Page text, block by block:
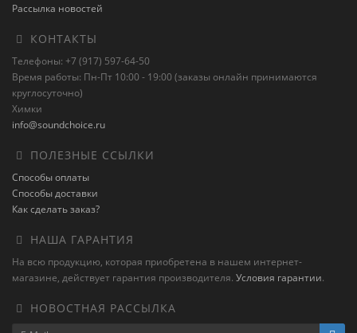
Рассылка новостей
КОНТАКТЫ
Телефоны: +7 (917) 597-64-50
Время работы: Пн-Пт 10:00 - 19:00 (заказы онлайн принимаются
круглосуточно)
Химки
info@soundchoice.ru
ПОЛЕЗНЫЕ ССЫЛКИ
Способы оплаты
Способы доставки
Как сделать заказ?
НАША ГАРАНТИЯ
На всю продукцию, которая приобретена в нашем интернет-
магазине, действует гарантия производителя. Условия гарантии.
НОВОСТНАЯ РАССЫЛКА